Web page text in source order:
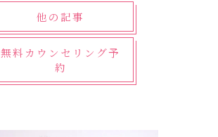
他の記事
無料カウンセリング予
約